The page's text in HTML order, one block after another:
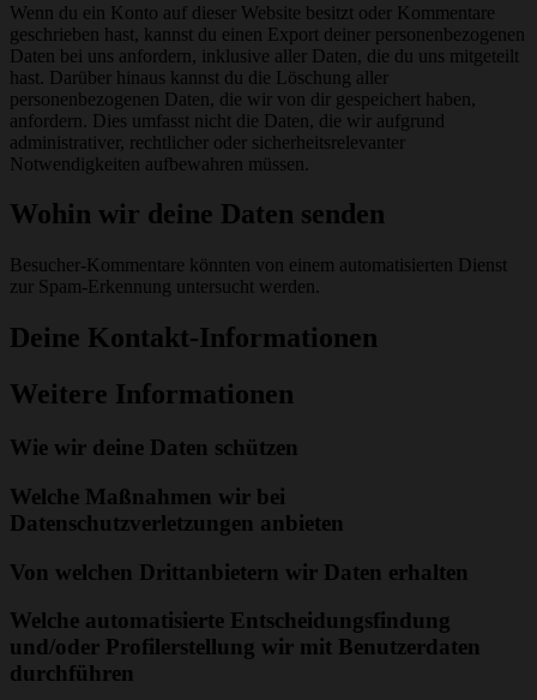
Wenn du ein Konto auf dieser Website besitzt oder Kommentare
geschrieben hast, kannst du einen Export deiner personenbezogenen
Daten bei uns anfordern, inklusive aller Daten, die du uns mitgeteilt
hast. Darüber hinaus kannst du die Löschung aller
personenbezogenen Daten, die wir von dir gespeichert haben,
anfordern. Dies umfasst nicht die Daten, die wir aufgrund
administrativer, rechtlicher oder sicherheitsrelevanter
Notwendigkeiten aufbewahren müssen.
Wohin wir deine Daten senden
Besucher-Kommentare könnten von einem automatisierten Dienst
zur Spam-Erkennung untersucht werden.
Deine Kontakt-Informationen
Weitere Informationen
Wie wir deine Daten schützen
Welche Maßnahmen wir bei
Datenschutzverletzungen anbieten
Von welchen Drittanbietern wir Daten erhalten
Welche automatisierte Entscheidungsfindung
und/oder Profilerstellung wir mit Benutzerdaten
durchführen